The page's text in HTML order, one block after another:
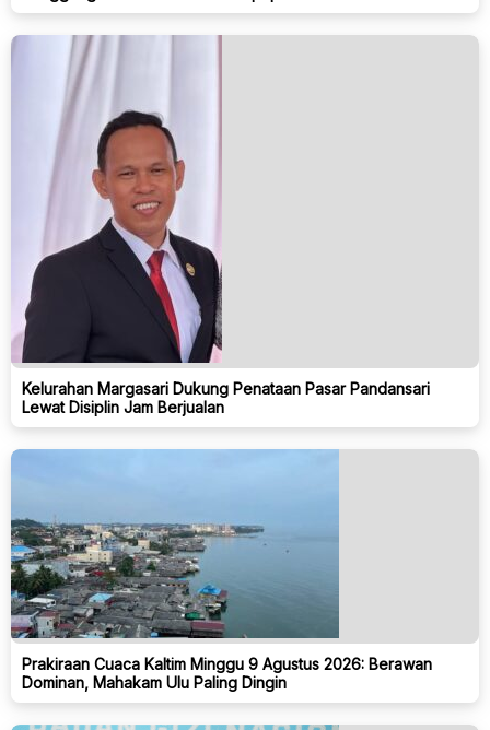
Kelurahan Margasari Dukung Penataan Pasar Pandansari
Lewat Disiplin Jam Berjualan
Prakiraan Cuaca Kaltim Minggu 9 Agustus 2026: Berawan
Dominan, Mahakam Ulu Paling Dingin